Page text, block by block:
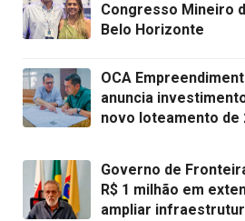
Congresso Mineiro
Belo Horizonte
OCA
anuncia
novo loteamento de
Governo de
R$ 1 milhão em
ampliar